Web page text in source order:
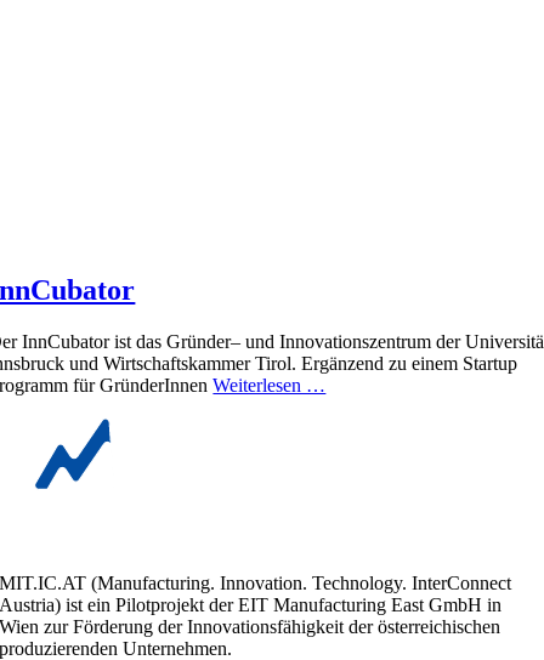
InnCubator ist das Gründer– und Innovationszentrum der
und Wirtschaftskammer Tirol. Ergänzend zu einem Startup
für GründerInnenWeiterlesen …
MIT.IC.AT (Manufacturing. Innovation. Technology. InterConnect
Austria) ist ein Pilotprojekt der EIT Manufacturing East GmbH in
Wien zur Förderung der Innovationsfähigkeit der österreichischen
produzierenden Unternehmen.